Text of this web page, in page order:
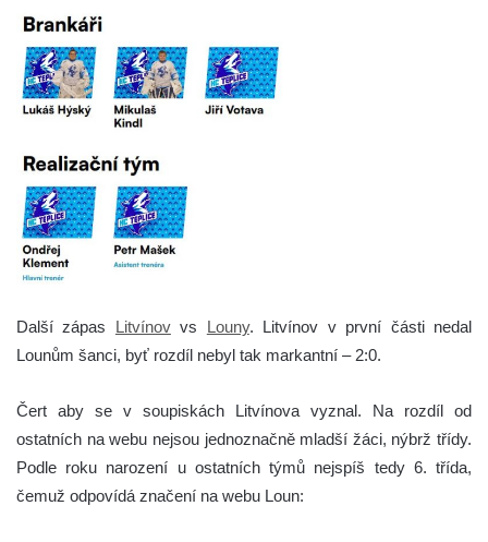
Další zápas Litvínovvs Louny. Litvínov v první části nedal
Lounům šanci, byť rozdíl nebyl tak markantní – 2:0.
Čert aby se v soupiskách Litvínova vyznal. Na rozdíl od
ostatních na webu nejsou jednoznačně mladší žáci, nýbrž třídy.
Podle roku narození u ostatních týmů nejspíš tedy 6. třída,
čemuž odpovídá značení na webu Loun: